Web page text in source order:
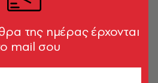
ΤΟΥ TAG
της ημέρας έρχονται
mail σου